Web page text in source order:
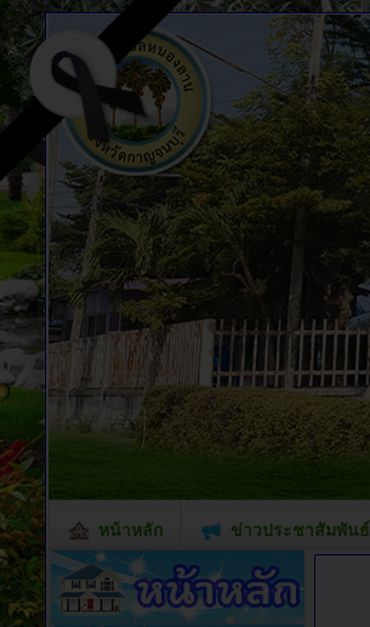
หน้าหลัก ข่าวประชาสัมพันธ์